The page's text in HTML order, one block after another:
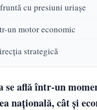
cu presiuni uriașe
un motor economic
strategică
află într-un
națională, cât și